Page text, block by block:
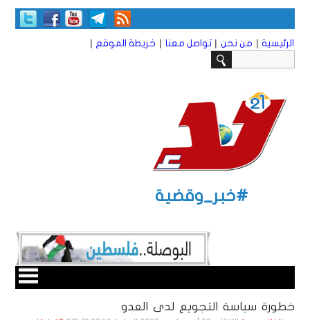
الرئيسية | من نحن | تواصل معنا | خريطة الموقع |
#خبر_وقضية
خطورة سياسة التجويع لدى العدو